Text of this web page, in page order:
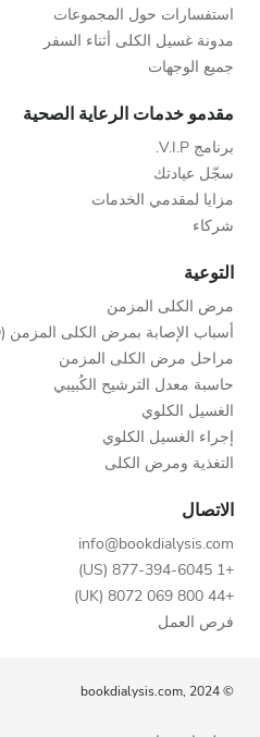
استفسارات حول المجموعات
مدونة غسيل الكلى أثناء السفر
جميع الوجهات
مقدمو خدمات الرعاية الصحية
برنامج V.I.P.
سجّل عيادتك
مزايا لمقدمي الخدمات
شركاء
التوعية
مرض الكلى المزمن
أسباب الإصابة بمرض الكلى المزمن (CKD)
مراحل مرض الكلى المزمن
حاسبة معدل الترشيح الكُبيبي
الغسيل الكلوي
إجراء الغسيل الكلوي
التغذية ومرض الكلى
الاتصال
info@bookdialysis.com
+1 877-394-6045 (US)
+44 800 069 8072 (UK)
فرص العمل
© bookdialysis.com, 2024